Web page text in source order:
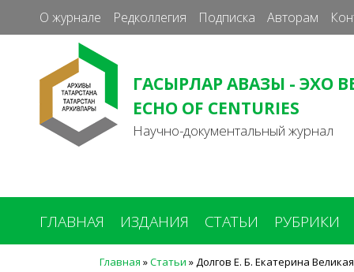
О журнале Редколлегия Подписка Авторам
ГАСЫРЛАР АВАЗЫ - ЭХО
ECHO OF CENTURIES
Научно-документальный журнал
ГЛАВНАЯ ИЗДАНИЯ СТАТЬИ РУБРИКИ
Главная »Статьи »Долгов Е. Б. Екатерина